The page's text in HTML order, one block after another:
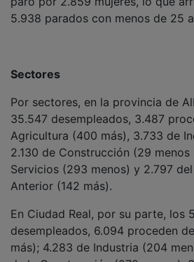
5.938 parados con menos de 25
35.547 desempleados, 3.487
Agricultura (400 más), 3.733 de
2.130 de Construcción (29
Servicios (293 menos) y 2.797 del
Anterior (142 más).
desempleados, 6.094 proceden
más); 4.283 de Industria (204
de la Construcción (272 menos);